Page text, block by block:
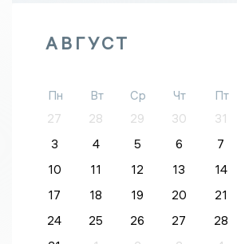
АВГУСТ
Пн Вт Ср Чт Пт
27
28 29 30 31
3
4 5 6 7
10
11 12 13 14
17
18 19 20 21
24
25 26 27 28